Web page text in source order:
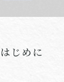
はじめに